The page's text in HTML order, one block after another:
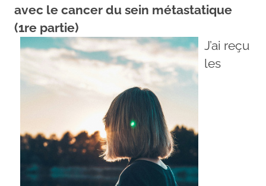
avec le cancer du sein métastatique
(1re partie)
J’ai reçu
les